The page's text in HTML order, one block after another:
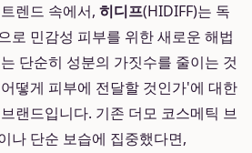
렌드 속에서, 히디프(HIDIFF)는 독
로 민감성 피부를 위한 새로운 해법
단순히 성분의 가짓수를 줄이는 것
떻게 피부에 전달할 것인가'에 대한
랜드입니다. 기존 더모 코스메틱 브
나 단순 보습에 집중했다면,